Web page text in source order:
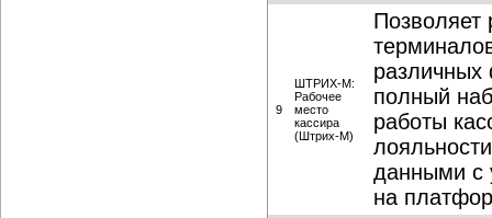
9
ШТРИХ-М:
Рабочее
место
кассира
(Штрих-М)
Позволяет
различных
полный
работы
данными с
на